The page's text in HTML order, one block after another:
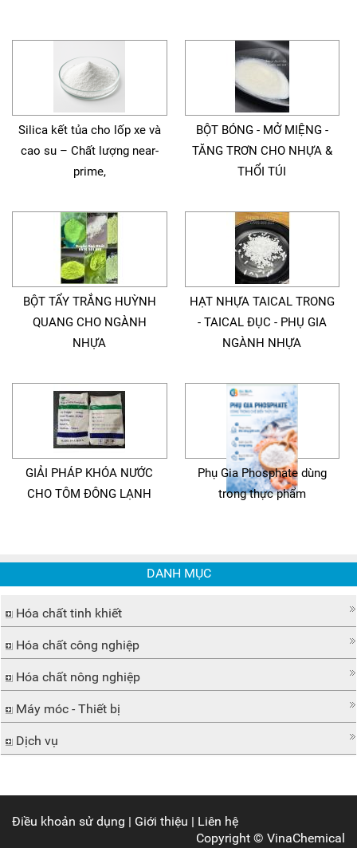
Silica kết tủa cho lốp xe và
cao su – Chất lượng near-
prime,
BỘT BÓNG - MỞ MIỆNG -
TĂNG TRƠN CHO NHỰA &
THỔI TÚI
BỘT TẨY TRẮNG HUỲNH
QUANG CHO NGÀNH
NHỰA
HẠT NHỰA TAICAL TRONG
- TAICAL ĐỤC - PHỤ GIA
NGÀNH NHỰA
GIẢI PHÁP KHÓA NƯỚC
CHO TÔM ĐÔNG LẠNH
Phụ Gia Phosphate dùng
trong thực phẩm
DANH MỤC
Hóa chất tinh khiết
Hóa chất công nghiệp
Hóa chất nông nghiệp
Máy móc - Thiết bị
Dịch vụ
Điều khoản sử dụng | Giới thiệu | Liên hệ
Copyright © VinaChemical